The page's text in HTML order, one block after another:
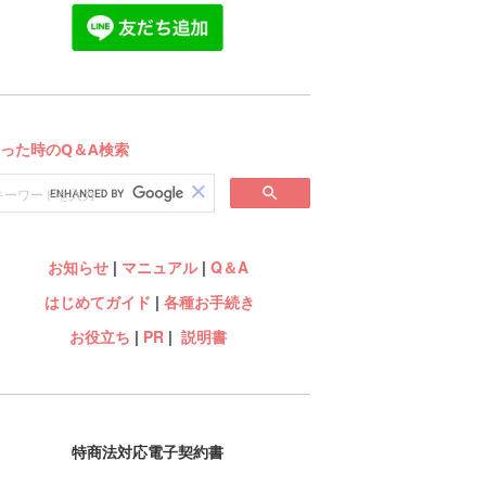
お知らせ| マニュアル| Q＆A
はじめてガイド | 各種お手続き
お役立ち | PR| 説明書
特商法対応電子契約書